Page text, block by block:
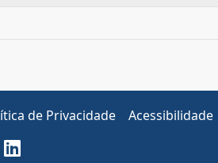
de Privacidade Acessibilidade